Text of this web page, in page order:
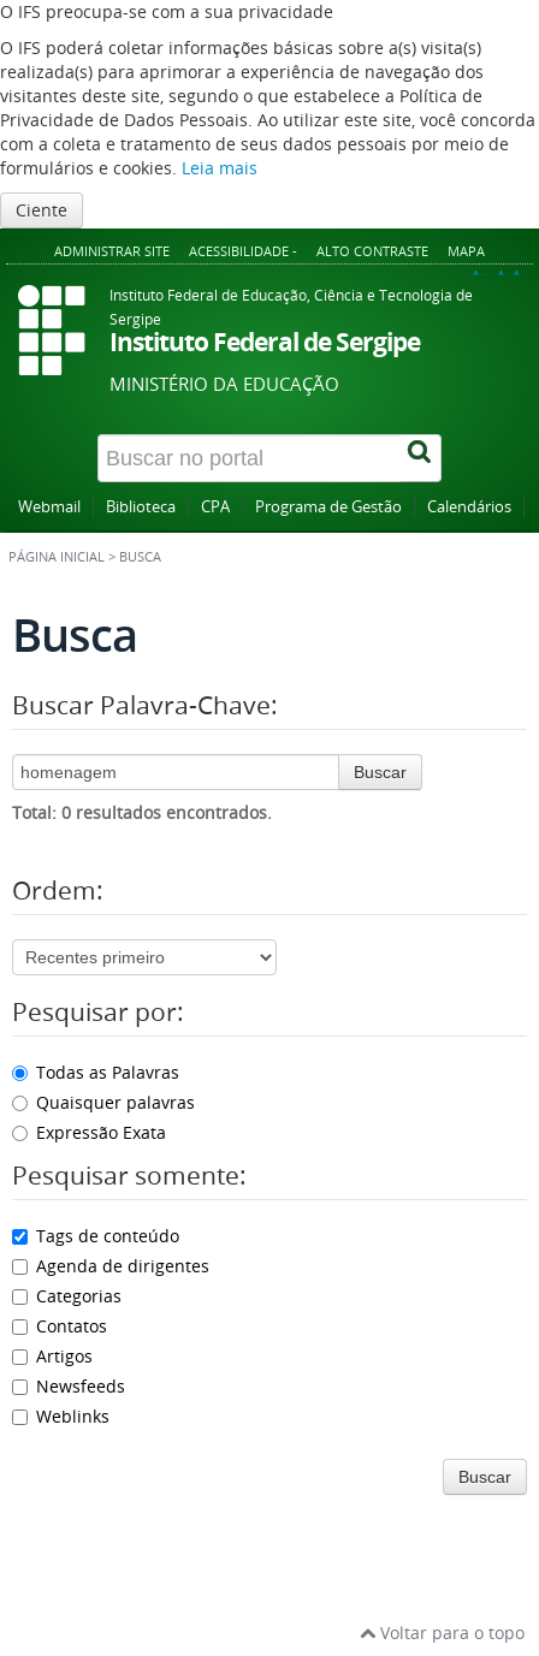
O IFS preocupa-se com a sua privacidade
O IFS poderá coletar informações básicas sobre a(s) visita(s)
realizada(s) para aprimorar a experiência de navegação dos
visitantes deste site, segundo o que estabelece a Política de
Privacidade de Dados Pessoais. Ao utilizar este site, você concorda
com a coleta e tratamento de seus dados pessoais por meio de
formulários e cookies. Leia mais
Ciente
ADMINISTRAR SITE ACESSIBILIDADE - ALTO CONTRASTE MAPA
A+ A A-
Instituto Federal de Educação, Ciência e Tecnologia de
Sergipe
Instituto Federal de Sergipe
MINISTÉRIO DA EDUCAÇÃO
Webmail Biblioteca CPA Programa de Gestão Calendários
PÁGINA INICIAL > BUSCA
Busca
Buscar Palavra-Chave:
Buscar
Total: 0 resultados encontrados.
Ordem:
Pesquisar por:
Todas as Palavras
Quaisquer palavras
Expressão Exata
Pesquisar somente:
Tags de conteúdo
Agenda de dirigentes
Categorias
Contatos
Artigos
Newsfeeds
Weblinks
Buscar
Voltar para o topo